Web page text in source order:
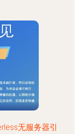
无服务器引